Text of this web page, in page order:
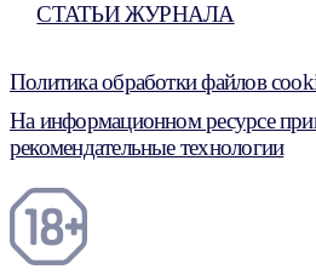
СТАТЬИ ЖУРНАЛА
Политика обработки файлов
На информационном ресурсе
рекомендательные технологии